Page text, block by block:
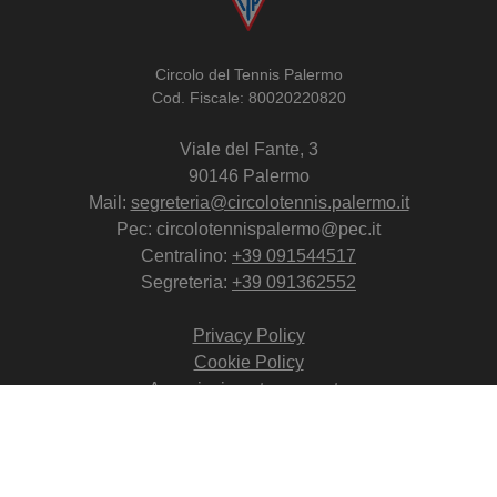
Circolo del Tennis Palermo
Cod. Fiscale: 80020220820
Viale del Fante, 3
90146 Palermo
Mail: segreteria@circolotennis.palermo.it
Pec: circolotennispalermo@pec.it
Centralino: +39 091544517
Segreteria: +39 091362552
Privacy Policy
Cookie Policy
Associazione trasparente